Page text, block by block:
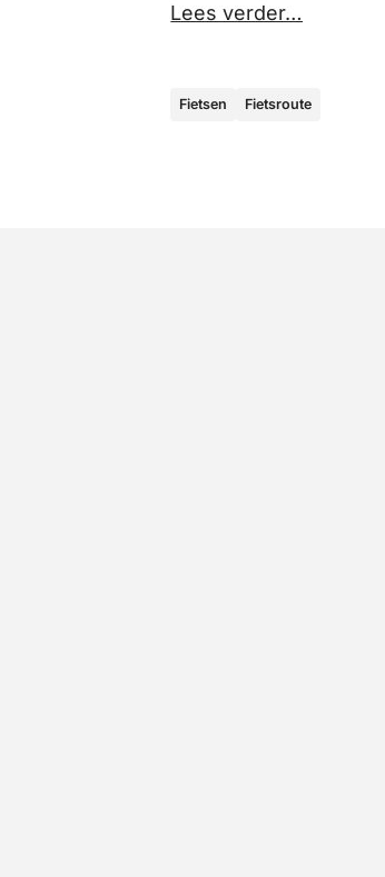
Lees verder…
Fietsen Fietsroute